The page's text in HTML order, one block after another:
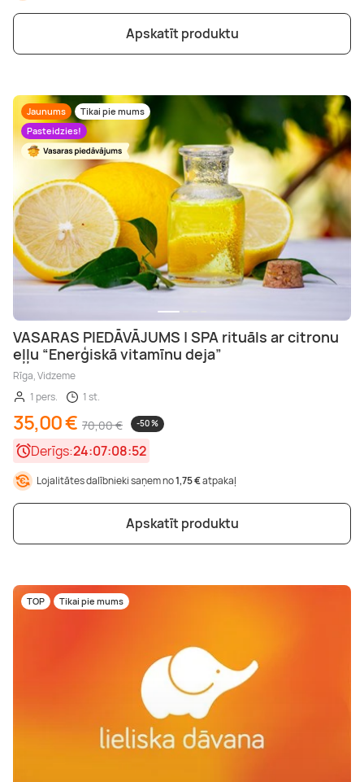
Apskatīt produktu
Jaunums
Tikai pie mums
Pasteidzies!
VASARAS PIEDĀVĀJUMS | SPA rituāls ar citronu
eļļu “Enerģiskā vitamīnu deja”
Rīga, Vidzeme
1 pers.
1 st.
35,00 € 70,00 € -50 %
Derīgs:24:07:08:50
Lojalitātes dalībnieki saņem no1,75 €atpakaļ
Apskatīt produktu
TOP Tikai pie mums